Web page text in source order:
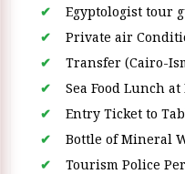
Egyptologist tour
Private air
Transfer (Cairo-
Sea Food Lunch
Entry Ticket to
Bottle of Mineral
Tourism Police